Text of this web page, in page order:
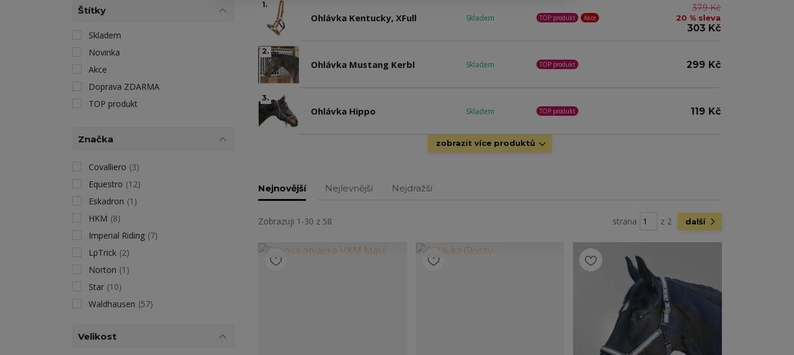
1.
Ohlávka Kentucky, XFull Skladem TOP produkt Akce
379 Kč
20 % sleva
303 Kč
2.
Ohlávka Mustang Kerbl Skladem TOP produkt 299 Kč
3.
Ohlávka Hippo Skladem TOP produkt 119 Kč
zobrazit více produktů
Nejnovější Nejlevnější Nejdražší
Zobrazuji 1-30 z 58 strana z 2 další
Štítky
Skladem
Novinka
Akce
Doprava ZDARMA
TOP produkt
Značka
Covalliero (3)
Equestro (12)
Eskadron (1)
HKM (8)
Imperial Riding (7)
LpTrick (2)
Norton (1)
Star (10)
Waldhausen (57)
Velikost